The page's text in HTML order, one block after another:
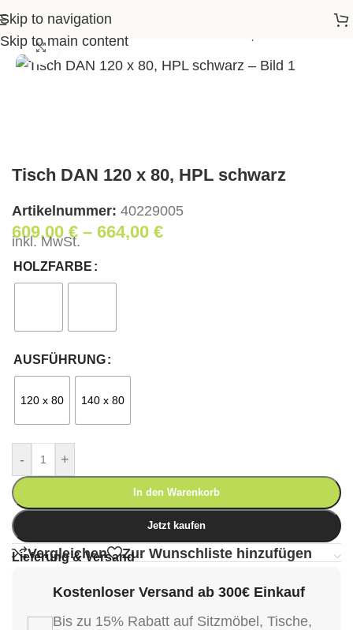
Skip to navigation
Skip to main content
> Esstische>Tisch DAN 120 x 80, HPL schwarz
Klick zum Vergrößern
Tisch DAN 120 x 80, HPL schwarz
Artikelnummer: 40229005
609,00€ – 664,00 €
inkl. MwSt.
HOLZFARBE
AUSFÜHRUNG
120 x 80 140 x 80
- +
In den Warenkorb
Jetzt kaufen
Vergleichen Zur Wunschliste hinzufügen
Lieferung & Versand
Kostenloser Versand ab 300€ Einkauf
Bis zu 15% Rabatt auf Sitzmöbel, Tische,